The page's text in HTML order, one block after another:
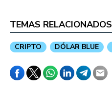
TEMAS RELACIONADOS
CRIPTO DÓLAR BLUE